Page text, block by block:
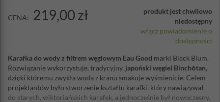
CENA: 219,00 zł
produkt jest chwilowo
niedostępny
włącz powiadomienie o
dostępności
Karafka do wody z filtrem węglowym Eau Good marki Black Blum.
Rozwiązanie wykorzystuje, tradycyjny, japoński węgiel Binchōtan,
dzięki któremu zwykła woda z kranu smakuje wyśmienicie. Celem
projektantów było stworzenie kształtu karafki, który nawiązywał
do starych, wiktoriańskich karafek, a jednocześnie był nowoczesny.